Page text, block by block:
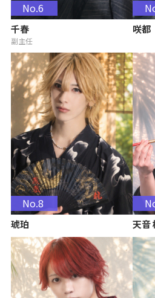
No.6
千春
副主任
咲都
No.8
琥珀 天音